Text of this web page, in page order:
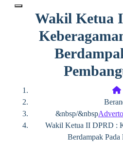
Wakil Ketua
&nbsp/&nbsp
Wakil Ketua II DPRD :
Berdampak Pada